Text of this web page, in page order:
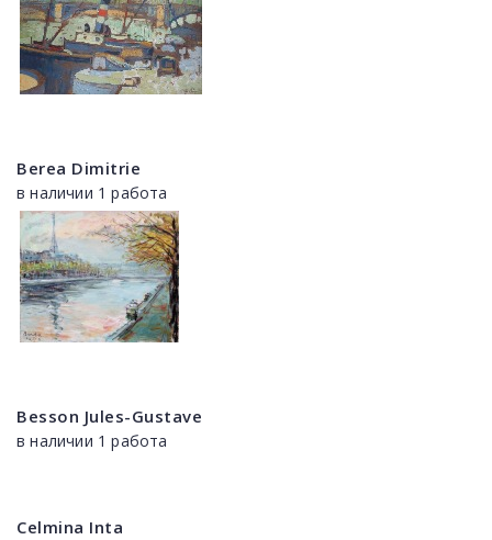
Berea Dimitrie
в наличии 1 работа
Besson Jules-Gustave
в наличии 1 работа
Celmina Inta